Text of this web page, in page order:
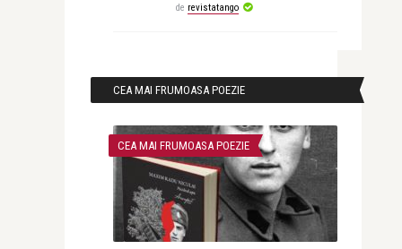
de revistatango
CEA MAI FRUMOASA POEZIE
CEA MAI FRUMOASA POEZIE